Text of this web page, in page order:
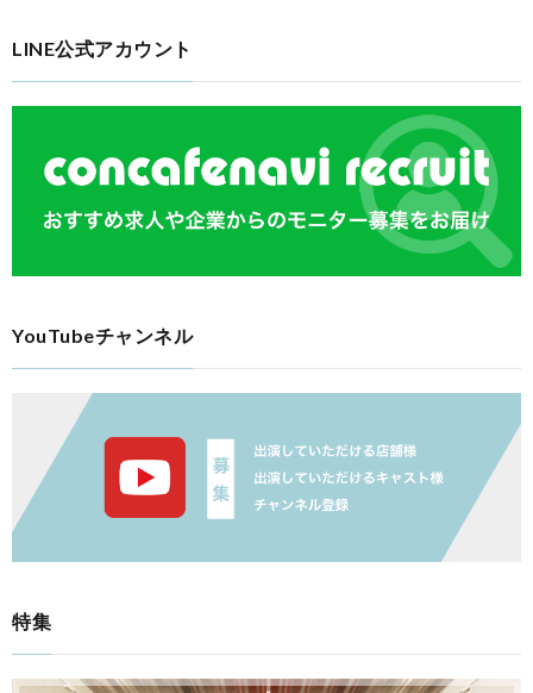
LINE公式アカウント
YouTubeチャンネル
特集